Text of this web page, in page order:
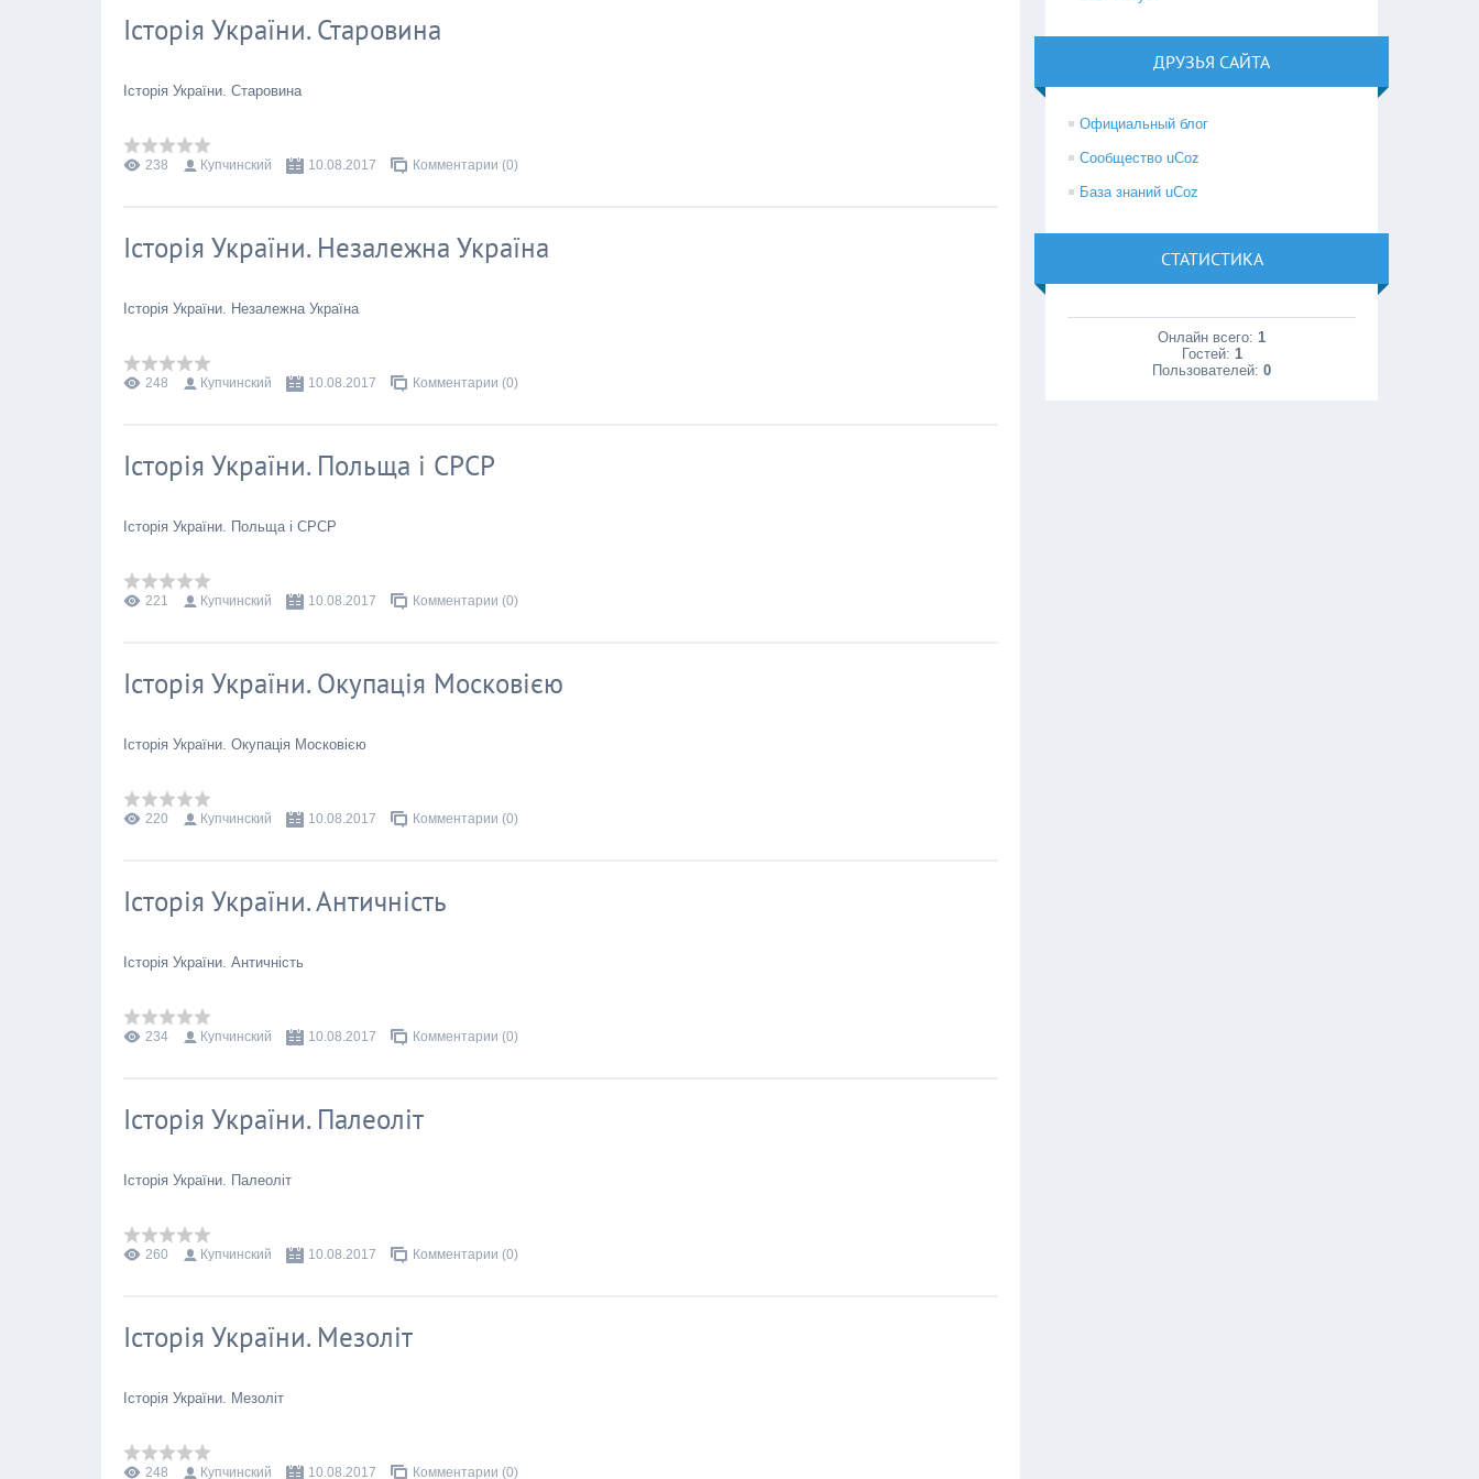
Історія України. Старовина
Історія України. Старовина
238 Купчинский 10.08.2017 Комментарии (0)
Історія України. Незалежна Україна
Історія України. Незалежна Україна
248 Купчинский 10.08.2017 Комментарии (0)
Історія України. Польща і СРСР
Історія України. Польща і СРСР
221 Купчинский 10.08.2017 Комментарии (0)
Історія України. Окупація Московією
Історія України. Окупація Московією
220 Купчинский 10.08.2017 Комментарии (0)
Історія України. Античність
Історія України. Античність
234 Купчинский 10.08.2017 Комментарии (0)
Історія України. Палеоліт
Історія України. Палеоліт
260 Купчинский 10.08.2017 Комментарии (0)
Історія України. Мезоліт
Історія України. Мезоліт
248 Купчинский 10.08.2017 Комментарии (0)
ДРУЗЬЯ САЙТА
Официальный блог
Сообщество uCoz
База знаний uCoz
СТАТИСТИКА
Онлайн всего:1
Гостей: 1
Пользователей:0